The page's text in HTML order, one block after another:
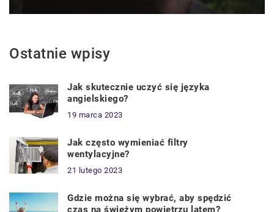
Ostatnie wpisy
Jak skutecznie uczyć się języka
angielskiego?
19 marca 2023
Jak często wymieniać filtry
wentylacyjne?
21 lutego 2023
Gdzie można się wybrać, aby spędzić
czas na świeżym powietrzu latem?